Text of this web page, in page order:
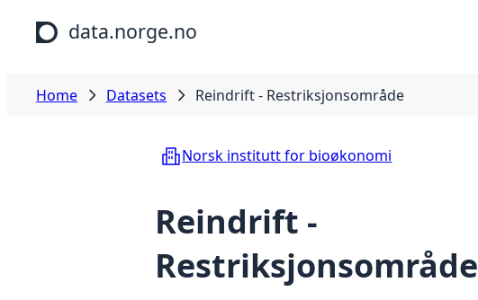
Skip to main content
data.norge.no
Home Datasets Reindrift - Restriksjonsområde
Norsk institutt for bioøkonomi
Reindrift -
Restriksjonsområde